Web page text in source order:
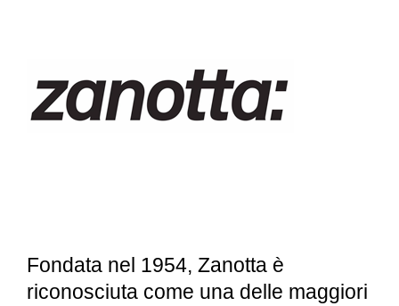
Fondata nel 1954, Zanotta è
riconosciuta come una delle maggiori